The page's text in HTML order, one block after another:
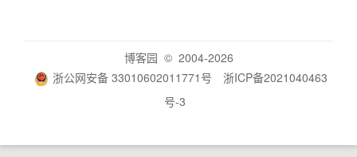
博客园 © 2004-2026
浙公网安备 33010602011771号
浙ICP备2021040463
号-3